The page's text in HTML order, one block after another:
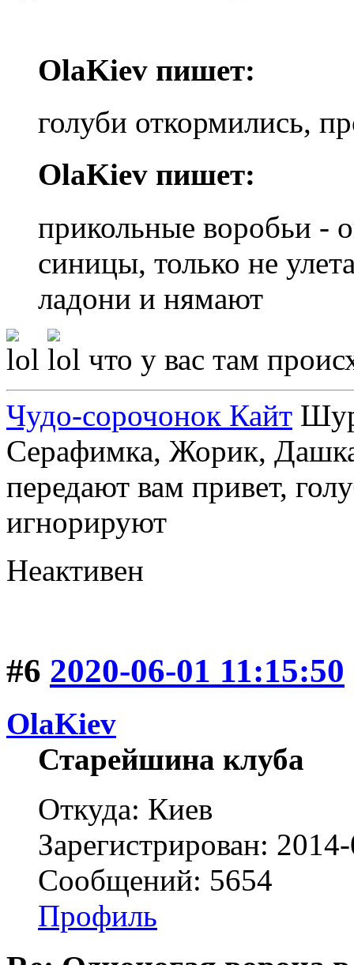
OlaKiev пишет:
голуби откормились,
OlaKiev пишет:
прикольные воробьи -
синицы, только не
ладони и нямают
что у вас там
Чудо-сорочонок Кайт
Серафимка, Жорик,
передают вам привет,
игнорируют
Неактивен
#6 2020-06-01 11:15:50
OlaKiev
Старейшина клуба
Откуда: Киев
Зарегистрирован:
Сообщений: 5654
Профиль